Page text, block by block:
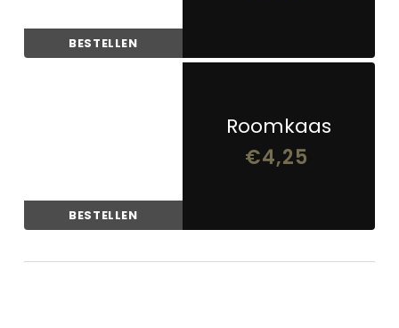
BESTELLEN
BESTELLEN
Roomkaas
€4,25